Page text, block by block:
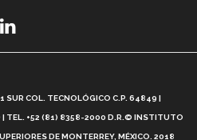
Educativo Tec? (video)
SUR COL. TECNOLÓGICO C.P. 64849 |
| TEL. +52 (81) 8358-2000 D.R.© INSTITUTO
DE MONTERREY, MÉXICO. 2018